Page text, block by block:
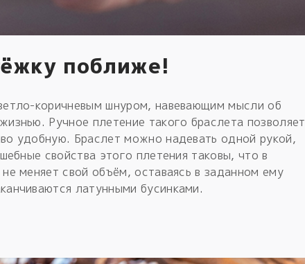
поближе!
коричневым шнуром, навевающим мысли об
Ручное плетение такого браслета позволяет
удобную. Браслет можно надевать одной рукой,
свойства этого плетения таковы, что в
меняет свой объём, оставаясь в заданном ему
латунными бусинками.